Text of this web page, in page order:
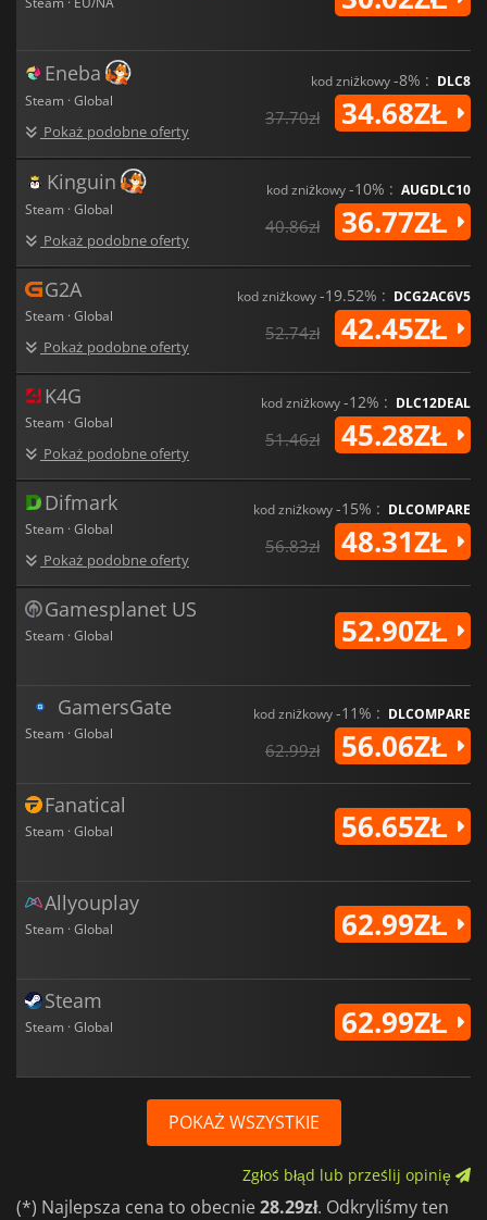
Eneba
Steam · Global
Pokaż podobne oferty
kod zniżkowy-8% : DLC8
37.70zł 34.68ZŁ
Kinguin
Steam · Global
Pokaż podobne oferty
kod zniżkowy-10% : AUGDLC10
40.86zł 36.77ZŁ
G2A
Steam · Global
Pokaż podobne oferty
kod zniżkowy-19.52% : DCG2AC6V5
52.74zł 42.45ZŁ
K4G
Steam · Global
Pokaż podobne oferty
kod zniżkowy-12% : DLC12DEAL
51.46zł 45.28ZŁ
Difmark
Steam · Global
Pokaż podobne oferty
kod zniżkowy-15% : DLCOMPARE
56.83zł 48.31ZŁ
Gamesplanet US
Steam · Global 52.90ZŁ
GamersGate
Steam · Global
kod zniżkowy-11% : DLCOMPARE
62.99zł 56.06ZŁ
Fanatical
Steam · Global 56.65ZŁ
Allyouplay
Steam · Global 62.99ZŁ
Steam
Steam · Global 62.99ZŁ
POKAŻ WSZYSTKIE
Zgłoś błąd lub prześlij opinię
(*) Najlepsza cena to obecnie28.29zł. Odkryliśmy ten